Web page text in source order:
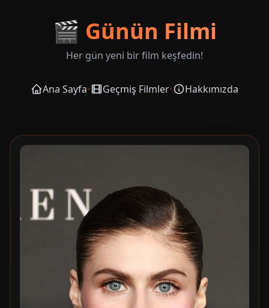
🎬 Günün Filmi
Her gün yeni bir film keşfedin!
Ana Sayfa• Geçmiş Filmler• Hakkımızda